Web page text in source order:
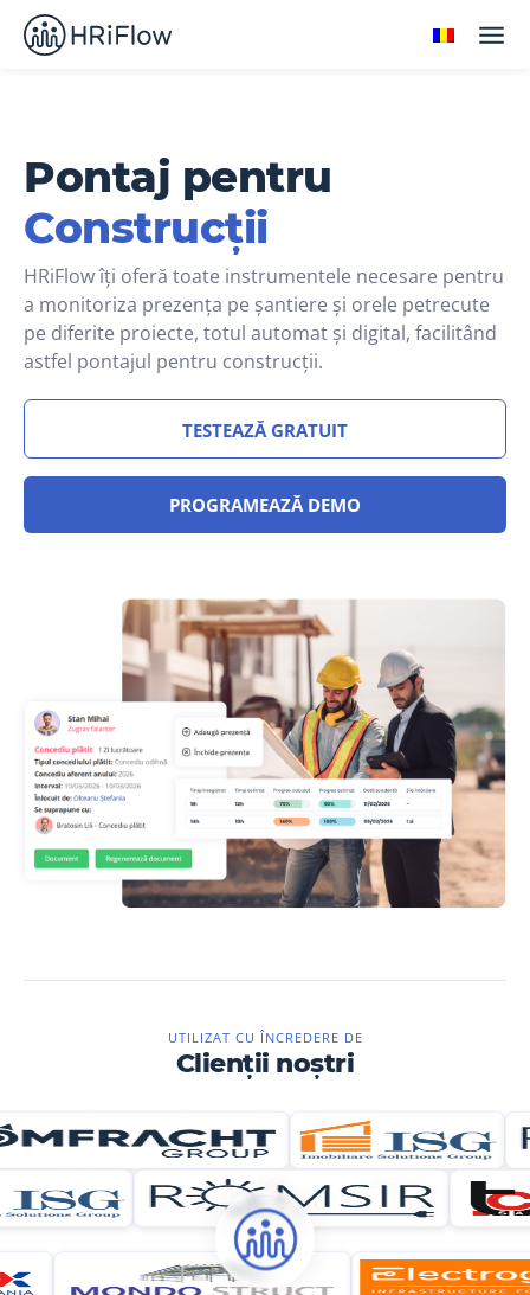
Pontaj pentru
Construcții
HRiFlow îți oferă toate instrumentele necesare pentru
a monitoriza prezența pe șantiere și orele petrecute
pe diferite proiecte, totul automat și digital, facilitând
astfel pontajul pentru construcții.
TESTEAZĂ GRATUIT
PROGRAMEAZĂ DEMO
UTILIZAT CU ÎNCREDERE DE
Clienții noștri